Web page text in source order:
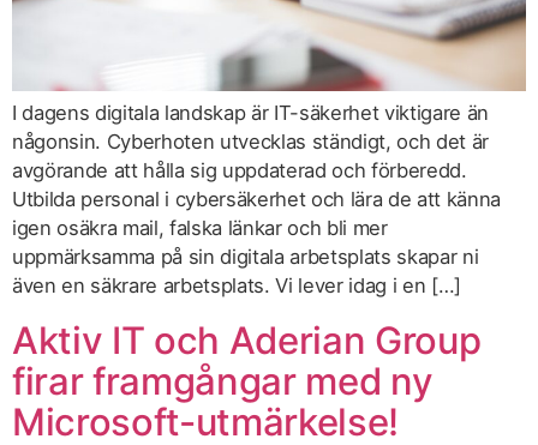
I dagens digitala landskap är IT-säkerhet viktigare än
någonsin. Cyberhoten utvecklas ständigt, och det är
avgörande att hålla sig uppdaterad och förberedd.
Utbilda personal i cybersäkerhet och lära de att känna
igen osäkra mail, falska länkar och bli mer
uppmärksamma på sin digitala arbetsplats skapar ni
även en säkrare arbetsplats. Vi lever idag i en […]
Aktiv IT och Aderian Group
firar framgångar med ny
Microsoft-utmärkelse!